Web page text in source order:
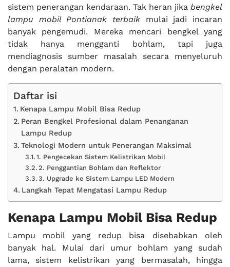
sistem penerangan kendaraan. Tak heran jika bengkel
lampu mobil Pontianak terbaik mulai jadi incaran
banyak pengemudi. Mereka mencari bengkel yang
tidak hanya mengganti bohlam, tapi juga
mendiagnosis sumber masalah secara menyeluruh
dengan peralatan modern.
Daftar isi
Kenapa Lampu Mobil Bisa Redup
Peran Bengkel Profesional dalam Penanganan
Lampu Redup
Teknologi Modern untuk Penerangan Maksimal
1. Pengecekan Sistem Kelistrikan Mobil
2. Penggantian Bohlam dan Reflektor
3. Upgrade ke Sistem Lampu LED Modern
Langkah Tepat Mengatasi Lampu Redup
Kenapa Lampu Mobil Bisa Redup
Lampu mobil yang redup bisa disebabkan oleh
banyak hal. Mulai dari umur bohlam yang sudah
lama, sistem kelistrikan yang bermasalah, hingga